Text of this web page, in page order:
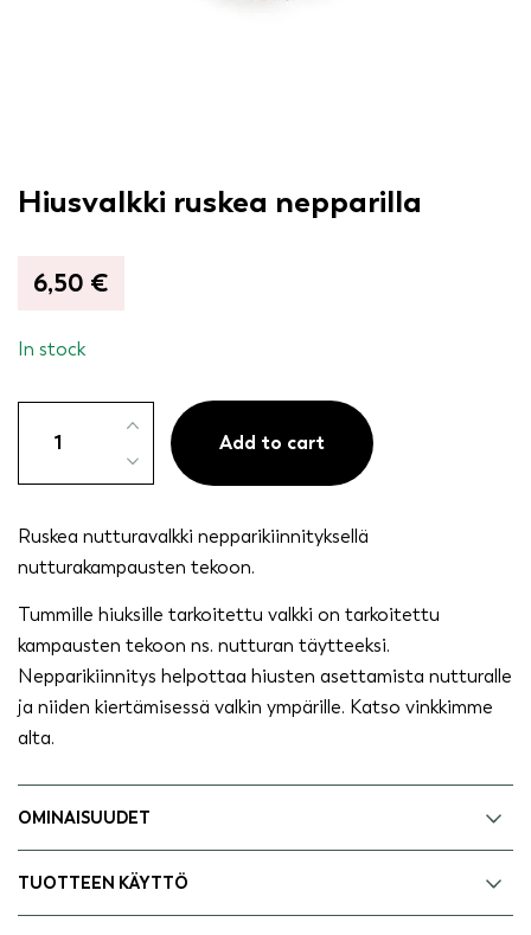
Hiusvalkki ruskea nepparilla
6,50 €
In stock
ruskea
Add to cart
Ruskea nutturavalkki nepparikiinnityksellä
nutturakampausten tekoon.
Tummille hiuksille tarkoitettu valkki on tarkoitettu
kampausten tekoon ns. nutturan täytteeksi.
Nepparikiinnitys helpottaa hiusten asettamista nutturalle
ja niiden kiertämisessä valkin ympärille. Katso vinkkimme
alta.
OMINAISUUDET
TUOTTEEN KÄYTTÖ